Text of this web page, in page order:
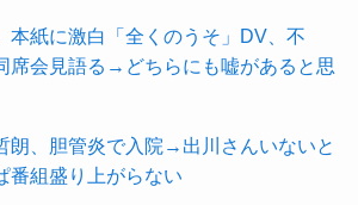
本紙に激白「全くのうそ」DV、不
席会見語る→どちらにも嘘があると思
朗、胆管炎で入院→出川さんいないと
番組盛り上がらない